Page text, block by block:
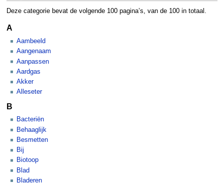
Deze categorie bevat de volgende 100 pagina’s, van de 100 in totaal.
A
Aambeeld
Aangenaam
Aanpassen
Aardgas
Akker
Alleseter
B
Bacteriën
Behaaglijk
Besmetten
Bij
Biotoop
Blad
Bladeren